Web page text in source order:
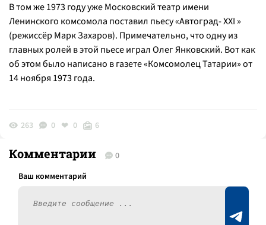
В том же 1973 году уже Московский театр имени
Ленинского комсомола поставил пьесу «Автоград- XXI »
(режиссёр Марк Захаров). Примечательно, что одну из
главных ролей в этой пьесе играл Олег Янковский. Вот как
об этом было написано в газете «Комсомолец Татарии» от
14 ноября 1973 года.
263 0 0 6
Комментарии 0